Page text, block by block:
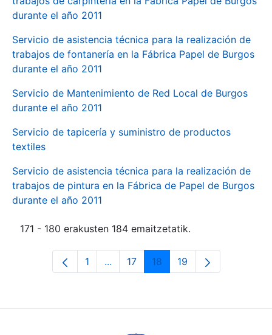
durante el año 2011
Servicio de asistencia técnica para la realización de
trabajos de fontanería en la Fábrica Papel de Burgos
durante el año 2011
Servicio de Mantenimiento de Red Local de Burgos
durante el año 2011
Servicio de tapicería y suministro de productos
textiles
Servicio de asistencia técnica para la realización de
trabajos de pintura en la Fábrica de Papel de Burgos
durante el año 2011
171 - 180 erakusten 184 emaitzetatik.
Orrialdea
1 ...Intermediate Pages Use TAB to
Orrialdea
17 Orrialdea
18 Orrialdea
19